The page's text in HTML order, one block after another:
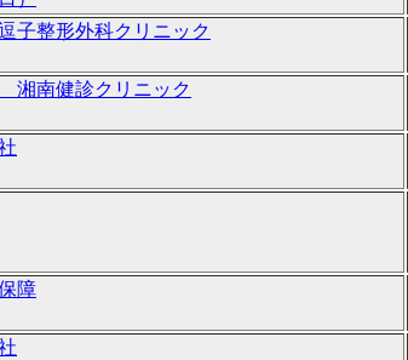
整形外科クリニック
南健診クリニック
障